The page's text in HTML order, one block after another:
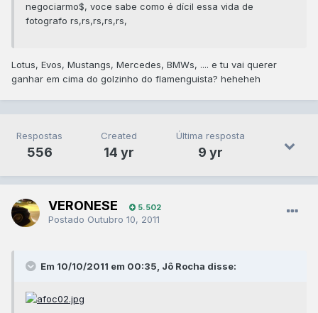
negociarmo$, voce sabe como é dícil essa vida de
fotografo rs,rs,rs,rs,rs,
Lotus, Evos, Mustangs, Mercedes, BMWs, .... e tu vai querer
ganhar em cima do golzinho do flamenguista? heheheh
Respostas
556
Created
14 yr
Última resposta
9 yr
VERONESE 5.502
Postado Outubro 10, 2011
Em 10/10/2011 em 00:35, Jô Rocha disse: